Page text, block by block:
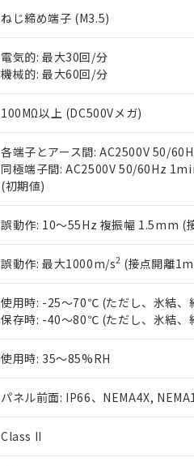
ねじ締め端子 (M3.5)
電気的: 最大30回/分
機械的: 最大60回/分
100MΩ以上 (DC500Vメガ)
各端子とアース間: AC2500V 50/
同極端子間: AC2500V 50/60Hz
(初期値)
誤動作: 10～55Hz 複振幅 1.5mm (
誤動作: 最大1000m/s2 (接点開離
使用時: -25～70℃ (ただし、氷結、
保存時: -40～80℃ (ただし、氷結、
使用時: 35～85%RH
パネル前面: IP66、NEMA4X,
Class II
在庫状況および標準価格結
す。
マイパーツ機能（部品リス
ている必要があります。
お客様が当ウェブサイト上
が、当社の製品・サービス
※当社の共同利用者とは、
いる法人を指します。
部品在庫の切り替え状況などに
※3 非含有証明書ダウンロ
下記の非含有証明書をダウンロ
EU RoHS指令（10物質）の非含
51物質の非含有証明書（当社基準
※本証明書は発行日時点で非含
混在することから備考欄に対応
既に当社にて対応品への在庫切
り割愛しております。
※2 環境保護使用期限
「10」：通常の使用状況下にお
味します。
「－」：未確認です。当社販売
また当社は、販売先およ
たしません。
在庫なし(最新の在庫
受注生産機種、また